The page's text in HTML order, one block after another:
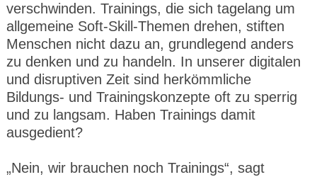
verschwinden. Trainings, die sich tagelang um
allgemeine Soft-Skill-Themen drehen, stiften
Menschen nicht dazu an, grundlegend anders
zu denken und zu handeln. In unserer digitalen
und disruptiven Zeit sind herkömmliche
Bildungs- und Trainingskonzepte oft zu sperrig
und zu langsam. Haben Trainings damit
ausgedient?
„Nein, wir brauchen noch Trainings“, sagt